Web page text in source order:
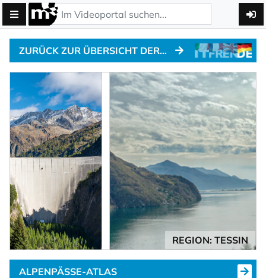
ZURÜCK ZUR ÜBERSICHT DER ALPENPÄSSE
REGION: TESSIN
ALPENPÄSSE-ATLAS